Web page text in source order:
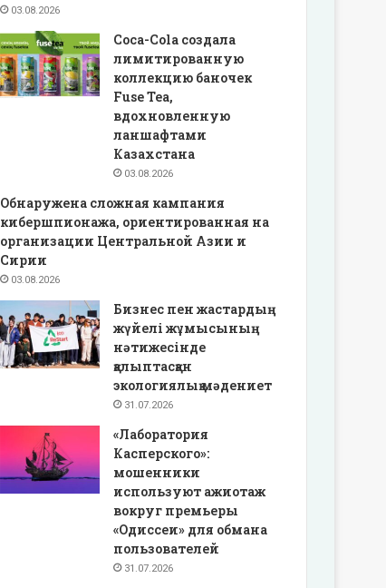
03.08.2026
Coca-Cola создала
лимитированную
коллекцию баночек
Fuse Tea,
вдохновленную
ланшафтами
Казахстана
03.08.2026
Обнаружена сложная кампания
кибершпионажа, ориентированная на
организации Центральной Азии и
Сирии
03.08.2026
Бизнес пен жастардың
жүйелі жұмысының
нәтижесінде
қалыптасқан
экологиялық мәдениет
31.07.2026
«Лаборатория
Касперского»:
мошенники
используют ажиотаж
вокруг премьеры
«Одиссеи» для обмана
пользователей
31.07.2026